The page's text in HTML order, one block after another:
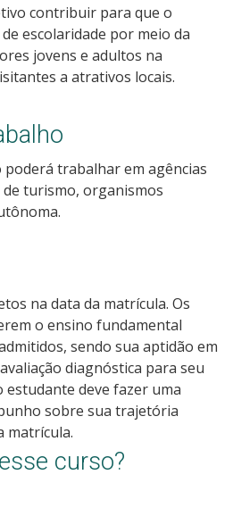
de cotas
contribuir para que o
escolaridade por meio da
jovens e adultos na
a atrativos locais.
trabalhar em agências
turismo, organismos
na data da matrícula. Os
o ensino fundamental
sendo sua aptidão em
diagnóstica para seu
estudante deve fazer uma
sobre sua trajetória
matrícula.
curso?